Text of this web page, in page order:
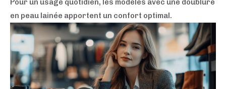
en peau lainée apportent un confort optimal.